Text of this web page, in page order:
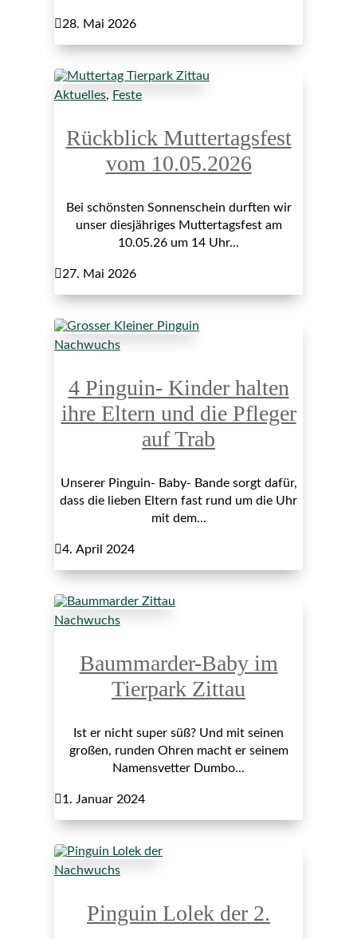
28. Mai 2026
Aktuelles, Feste
Rückblick Muttertagsfest
vom 10.05.2026
Bei schönsten Sonnenschein durften wir
unser diesjähriges Muttertagsfest am
10.05.26 um 14 Uhr...
27. Mai 2026
Nachwuchs
4 Pinguin- Kinder halten
ihre Eltern und die Pfleger
auf Trab
Unserer Pinguin- Baby- Bande sorgt dafür,
dass die lieben Eltern fast rund um die Uhr
mit dem...
4. April 2024
Nachwuchs
Baummarder-Baby im
Tierpark Zittau
Ist er nicht super süß? Und mit seinen
großen, runden Ohren macht er seinem
Namensvetter Dumbo...
1. Januar 2024
Nachwuchs
Pinguin Lolek der 2.